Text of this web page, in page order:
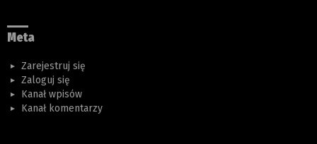
Meta
Zarejestruj się
Zaloguj się
Kanał wpisów
Kanał komentarzy